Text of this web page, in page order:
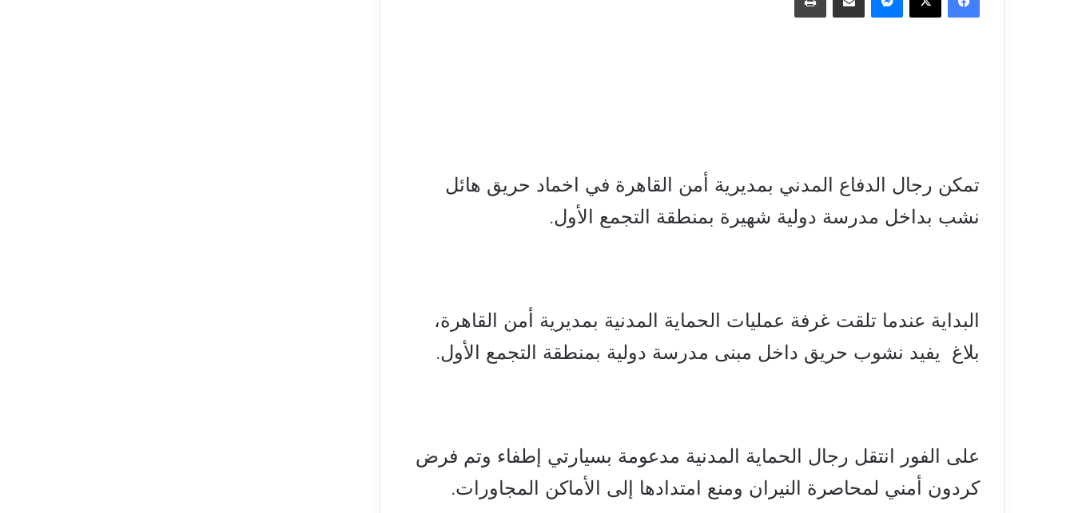
تمكن رجال الدفاع المدني بمديرية أمن القاهرة في اخماد حريق هائل
نشب بداخل مدرسة دولية شهيرة بمنطقة التجمع الأول.
البداية عندما تلقت غرفة عمليات الحماية المدنية بمديرية أمن القاهرة،
بلاغ يفيد نشوب حريق داخل مبنى مدرسة دولية بمنطقة التجمع الأول.
على الفور انتقل رجال الحماية المدنية مدعومة بسيارتي إطفاء وتم فرض
كردون أمني لمحاصرة النيران ومنع امتدادها إلى الأماكن المجاورات.